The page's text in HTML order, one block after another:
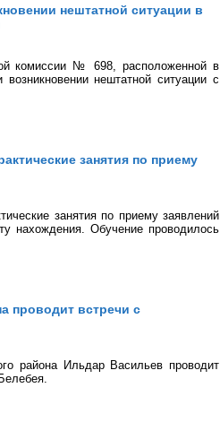
нештатной ситуации в
комиссии № 698, расположенной в
нештатной ситуации с
занятия по приему
занятия по приему заявлений
нахождения. Обучение проводилось
проводит встречи с
района Ильдар Васильев проводит